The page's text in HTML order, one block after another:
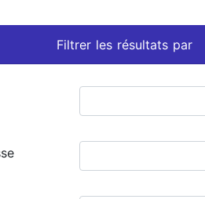
Filtrer les résultats par